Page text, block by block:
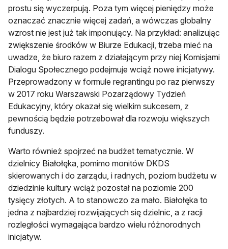
prostu się wyczerpują. Poza tym więcej pieniędzy może
oznaczać znacznie więcej zadań, a wówczas globalny
wzrost nie jest już tak imponujący. Na przykład: analizując
zwiększenie środków w Biurze Edukacji, trzeba mieć na
uwadze, że biuro razem z działającym przy niej Komisjami
Dialogu Społecznego podejmuje wciąż nowe inicjatywy.
Przeprowadzony w formule regrantingu po raz pierwszy
w 2017 roku Warszawski Pozarządowy Tydzień
Edukacyjny, który okazał się wielkim sukcesem, z
pewnością będzie potrzebował dla rozwoju większych
funduszy.
Warto również spojrzeć na budżet tematycznie. W
dzielnicy Białołęka, pomimo monitów DKDS
skierowanych i do zarządu, i radnych, poziom budżetu w
dziedzinie kultury wciąż pozostał na poziomie 200
tysięcy złotych. A to stanowczo za mało. Białołęka to
jedna z najbardziej rozwijających się dzielnic, a z racji
rozległości wymagająca bardzo wielu różnorodnych
inicjatyw.